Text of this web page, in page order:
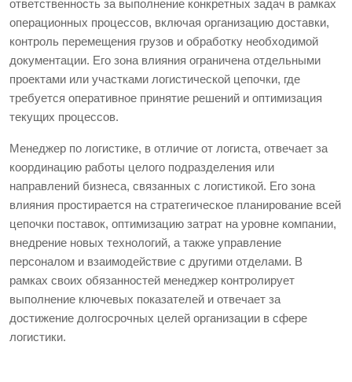
ответственность за выполнение конкретных задач в рамках
операционных процессов, включая организацию доставки,
контроль перемещения грузов и обработку необходимой
документации. Его зона влияния ограничена отдельными
проектами или участками логистической цепочки, где
требуется оперативное принятие решений и оптимизация
текущих процессов.
Менеджер по логистике, в отличие от логиста, отвечает за
координацию работы целого подразделения или
направлений бизнеса, связанных с логистикой. Его зона
влияния простирается на стратегическое планирование всей
цепочки поставок, оптимизацию затрат на уровне компании,
внедрение новых технологий, а также управление
персоналом и взаимодействие с другими отделами. В
рамках своих обязанностей менеджер контролирует
выполнение ключевых показателей и отвечает за
достижение долгосрочных целей организации в сфере
логистики.